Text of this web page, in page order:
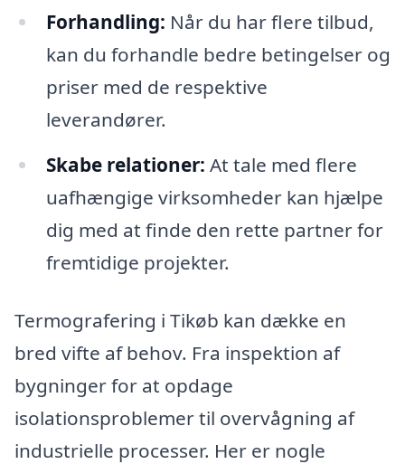
Forhandling: Når du har flere tilbud,
kan du forhandle bedre betingelser og
priser med de respektive
leverandører.
Skabe relationer: At tale med flere
uafhængige virksomheder kan hjælpe
dig med at finde den rette partner for
fremtidige projekter.
Termografering i Tikøb kan dække en
bred vifte af behov. Fra inspektion af
bygninger for at opdage
isolationsproblemer til overvågning af
industrielle processer. Her er nogle